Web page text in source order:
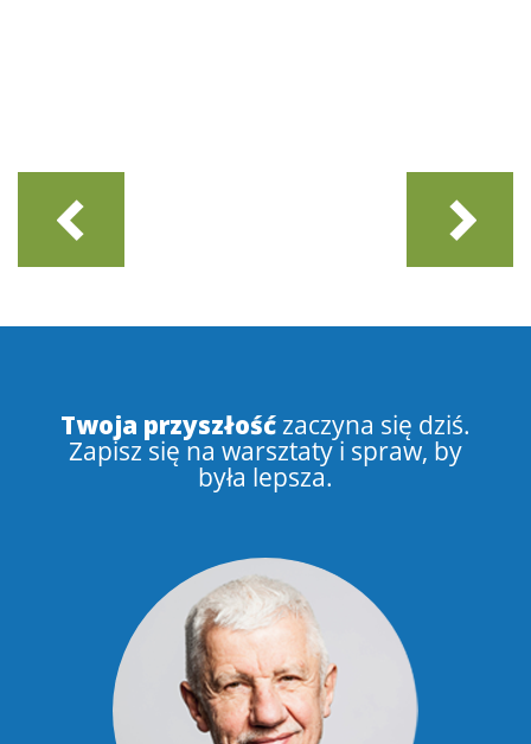
Twoja przyszłośćzaczyna się dziś.
Zapisz się na warsztaty i spraw, by
była lepsza.